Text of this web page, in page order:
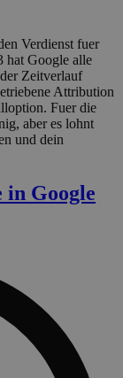
Verdienst fuer
hat Google alle
Zeitverlauf
Attribution
Fuer die
aber es lohnt
und dein
in Google